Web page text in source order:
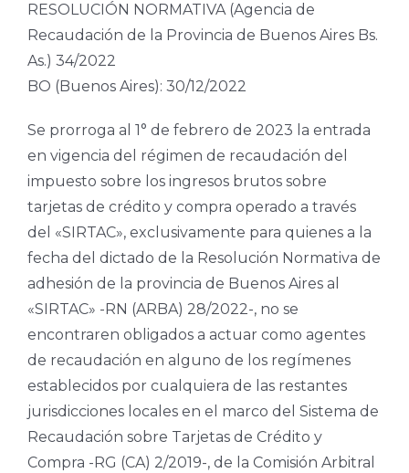
RESOLUCIÓN NORMATIVA (Agencia de
Recaudación de la Provincia de Buenos Aires Bs.
As.) 34/2022
BO (Buenos Aires): 30/12/2022
Se prorroga al 1° de febrero de 2023 la entrada
en vigencia del régimen de recaudación del
impuesto sobre los ingresos brutos sobre
tarjetas de crédito y compra operado a través
del «SIRTAC», exclusivamente para quienes a la
fecha del dictado de la Resolución Normativa de
adhesión de la provincia de Buenos Aires al
«SIRTAC» -RN (ARBA) 28/2022-, no se
encontraren obligados a actuar como agentes
de recaudación en alguno de los regímenes
establecidos por cualquiera de las restantes
jurisdicciones locales en el marco del Sistema de
Recaudación sobre Tarjetas de Crédito y
Compra -RG (CA) 2/2019-, de la Comisión Arbitral